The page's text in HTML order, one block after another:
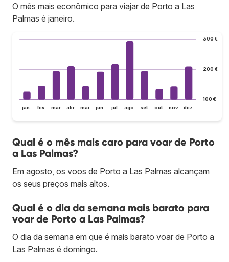
O mês mais econômico para viajar de Porto a Las
Palmas é janeiro.
100 €
200 €
300 €
jan. fev. mar. abr. mai. jun. jul. ago. set. out. nov. dez.
Qual é o mês mais caro para voar de Porto
a Las Palmas?
Em agosto, os voos de Porto a Las Palmas alcançam
os seus preços mais altos.
Qual é o dia da semana mais barato para
voar de Porto a Las Palmas?
O dia da semana em que é mais barato voar de Porto a
Las Palmas é domingo.